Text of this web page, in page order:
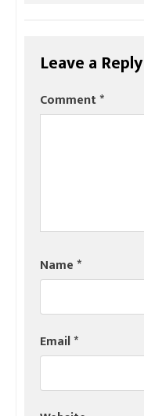
Leave a Reply
Comment*
Name*
Email*